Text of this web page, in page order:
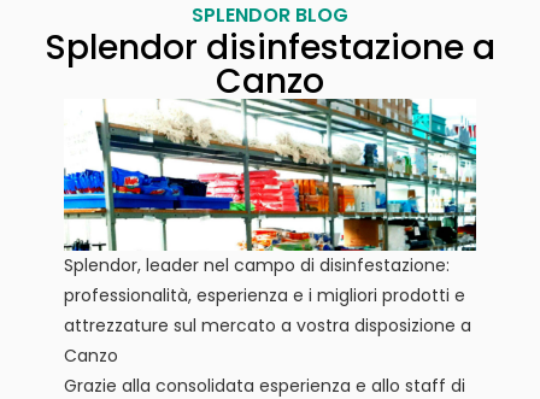
SPLENDOR BLOG
Splendor disinfestazione a
Canzo
Splendor, leader nel campo di disinfestazione:
professionalità, esperienza e i migliori prodotti e
attrezzature sul mercato a vostra disposizione a
Canzo
Grazie alla consolidata esperienza e allo staff di